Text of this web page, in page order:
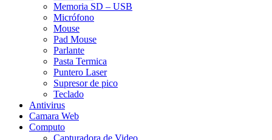
Memoria SD – USB
Micrófono
Mouse
Pad Mouse
Parlante
Pasta Termica
Puntero Laser
Supresor de pico
Teclado
Antivirus
Camara Web
Computo
Capturadora de Video